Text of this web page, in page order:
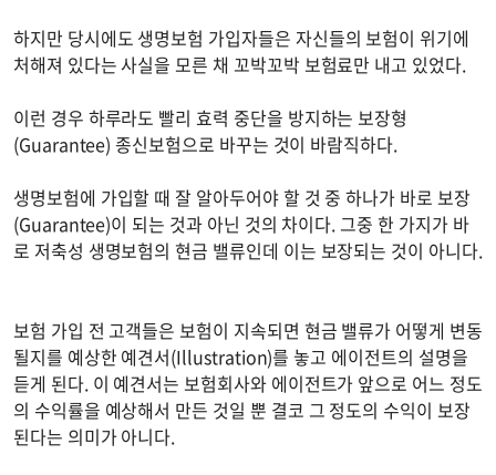
하지만 당시에도 생명보험 가입자들은 자신들의 보험이 위기에
처해져 있다는 사실을 모른 채 꼬박꼬박 보험료만 내고 있었다.
이런 경우 하루라도 빨리 효력 중단을 방지하는 보장형
(Guarantee) 종신보험으로 바꾸는 것이 바람직하다.
생명보험에 가입할 때 잘 알아두어야 할 것 중 하나가 바로 보장
(Guarantee)이 되는 것과 아닌 것의 차이다. 그중 한 가지가 바
로 저축성 생명보험의 현금 밸류인데 이는 보장되는 것이 아니다.
보험 가입 전 고객들은 보험이 지속되면 현금 밸류가 어떻게 변동
될지를 예상한 예견서(Illustration)를 놓고 에이전트의 설명을
듣게 된다. 이 예견서는 보험회사와 에이전트가 앞으로 어느 정도
의 수익률을 예상해서 만든 것일 뿐 결코 그 정도의 수익이 보장
된다는 의미가 아니다.